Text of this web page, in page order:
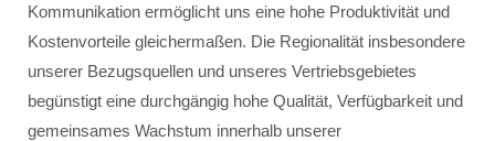
Kommunikation ermöglicht uns eine hohe Produktivität und
Kostenvorteile gleichermaßen. Die Regionalität insbesondere
unserer Bezugsquellen und unseres Vertriebsgebietes
begünstigt eine durchgängig hohe Qualität, Verfügbarkeit und
gemeinsames Wachstum innerhalb unserer